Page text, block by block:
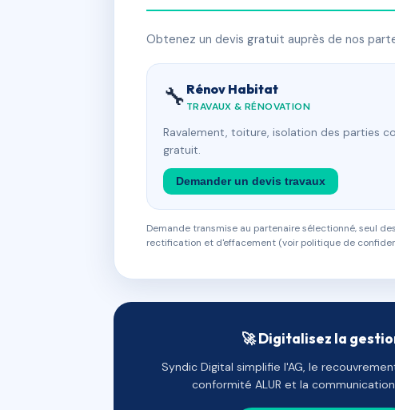
Obtenez un devis gratuit auprès de nos
🔧 Rénov Habitat
TRAVAUX & RÉNOVATION
Ravalement, toiture, isolation des parties
gratuit.
Demander un devis travaux
Demande transmise au partenaire sélectionné, seul
rectification et d'effacement (voir politique de
🚀 Digitalisez la
Syndic Digital simplifie l'AG, le
conformité ALUR et la